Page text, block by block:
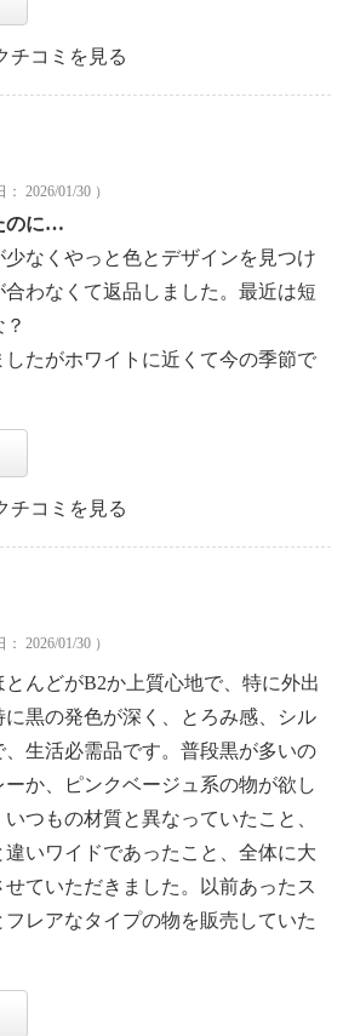
チコミを見る
2026/01/30 ）
のに…
なくやっと色とデザインを見つけ
わなくて返品しました。最近は短
？
たがホワイトに近くて今の季節で
チコミを見る
2026/01/30 ）
んどがB2か上質心地で、特に外出
黒の発色が深く、とろみ感、シル
生活必需品です。普段黒が多いの
か、ピンクベージュ系の物が欲し
つもの材質と異なっていたこと、
いワイドであったこと、全体に大
ていただきました。以前あったス
フレアなタイプの物を販売していた